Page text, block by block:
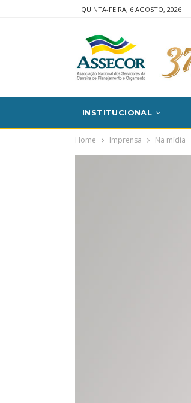
QUINTA-FEIRA, 6 AGOSTO, 2026
INSTITUCIONAL
Home Imprensa Na mídia